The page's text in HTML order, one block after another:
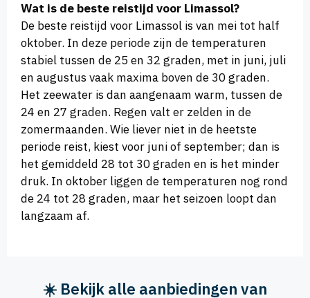
Wat is de beste reistijd voor Limassol?
De beste reistijd voor Limassol is van mei tot half
oktober. In deze periode zijn de temperaturen
stabiel tussen de 25 en 32 graden, met in juni, juli
en augustus vaak maxima boven de 30 graden.
Het zeewater is dan aangenaam warm, tussen de
24 en 27 graden. Regen valt er zelden in de
zomermaanden. Wie liever niet in de heetste
periode reist, kiest voor juni of september; dan is
het gemiddeld 28 tot 30 graden en is het minder
druk. In oktober liggen de temperaturen nog rond
de 24 tot 28 graden, maar het seizoen loopt dan
langzaam af.
☀️ Bekijk alle aanbiedingen van